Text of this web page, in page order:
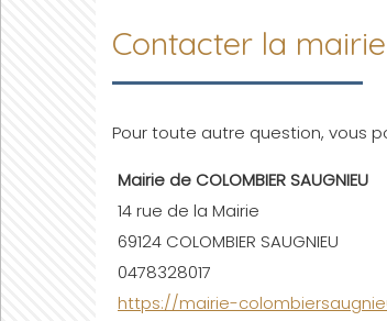
Contacter la
Pour toute autre question, vous
Mairie de COLOMBIER SAUGNIEU
14 rue de la Mairie
69124 COLOMBIER SAUGNIEU
0478328017
https://mairie-